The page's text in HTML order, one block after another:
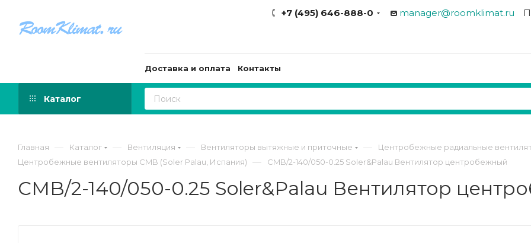
+7 (495) 646-888-0 manager@roomklimat.ru
Доставка и оплата Контакты
Каталог
Главная — Каталог — Вентиляция — Вентиляторы вытяжные и приточные — Центробежные радиальные
Центробежные вентиляторы CMB (Soler Palau, Испания) — CMB/2-140/050-0.25 Soler&Palau Вентилятор центробежный
CMB/2-140/050-0.25 Soler&Palau Вентилятор